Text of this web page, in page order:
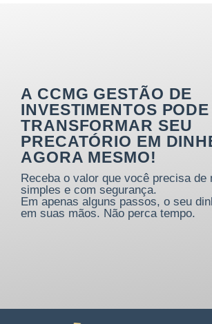
A CCMG GESTÃO DE
INVESTIMENTOS PODE
TRANSFORMAR SEU
PRECATÓRIO EM
AGORA MESMO!
Receba o valor que você precisa de
simples e com segurança.
Em apenas alguns passos, o seu
em suas mãos. Não perca tempo.